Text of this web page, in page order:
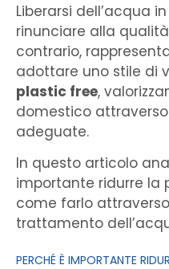
Liberarsi dell’acqua
rinunciare alla
contrario,
adottare uno stile di
plastic free,
domestico
adeguate.
In questo articolo
importante ridurre la
come farlo
trattamento
PERCHÉ È IMPORTANTE